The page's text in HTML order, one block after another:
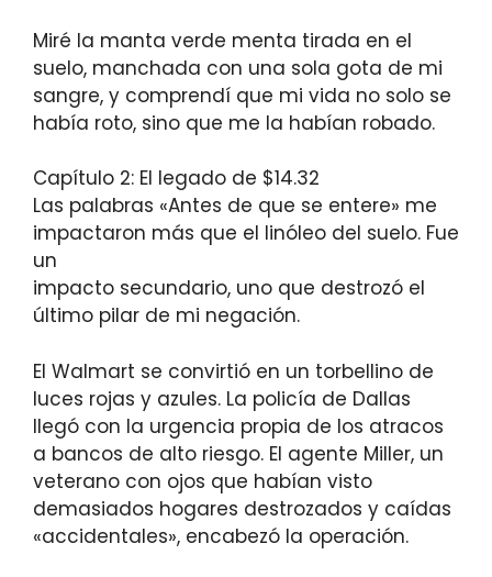
Miré la manta verde menta tirada en el
suelo, manchada con una sola gota de mi
sangre, y comprendí que mi vida no solo se
había roto, sino que me la habían robado.
Capítulo 2: El legado de $14.32
Las palabras «Antes de que se entere» me
impactaron más que el linóleo del suelo. Fue
un
impacto secundario, uno que destrozó el
último pilar de mi negación.
El Walmart se convirtió en un torbellino de
luces rojas y azules. La policía de Dallas
llegó con la urgencia propia de los atracos
a bancos de alto riesgo. El agente Miller, un
veterano con ojos que habían visto
demasiados hogares destrozados y caídas
«accidentales», encabezó la operación.